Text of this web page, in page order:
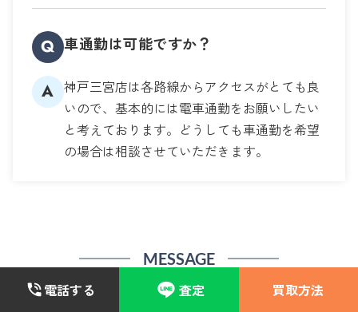
電話する 査定 買取方法
Q 車通勤は可能ですか？
A 神戸三宮店は各路線からアクセスがとても良
いので、基本的には電車通勤をお願いしたい
と考えております。どうしても車通勤を希望
の場合は相談させていただきます。
MESSAGE
ブランドハンズ神戸三宮店からのメッセージ